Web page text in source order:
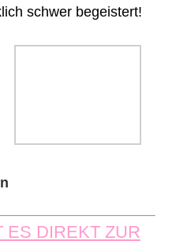
schwer begeistert!
ES DIREKT ZUR